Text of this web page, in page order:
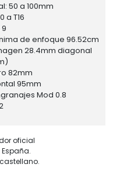
50 a 100mm
a T16
de enfoque 96.52cm
28.4mm diagonal
82mm
95mm
Mod 0.8
oficial